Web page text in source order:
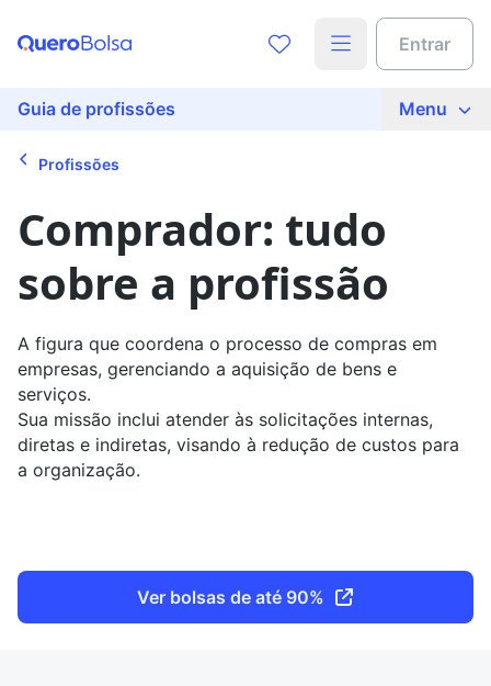
Entrar
Guia de profissões Menu
Profissões
Comprador: tudo
sobre a profissão
A figura que coordena o processo de compras em
empresas, gerenciando a aquisição de bens e
serviços.
Sua missão inclui atender às solicitações internas,
diretas e indiretas, visando à redução de custos para
a organização.
Ver bolsas de até 90%
Acesse o conteúdo completo
Preencha seus dados para liberar o acesso
Telefone
Ao continuar, você concorda com nossaspolíticas de
privacidade
Ver agora